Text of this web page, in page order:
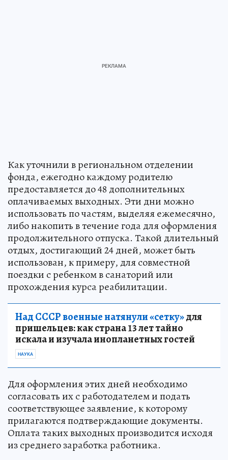
Как уточнили в региональном отделении
фонда, ежегодно каждому родителю
предоставляется до 48 дополнительных
оплачиваемых выходных. Эти дни можно
использовать по частям, выделяя ежемесячно,
либо накопить в течение года для оформления
продолжительного отпуска. Такой длительный
отдых, достигающий 24 дней, может быть
использован, к примеру, для совместной
поездки с ребенком в санаторий или
прохождения курса реабилитации.
Над СССР военные натянули «сетку»для
пришельцев: как страна 13 лет тайно
искала и изучала инопланетных гостей
НАУКА
Для оформления этих дней необходимо
согласовать их с работодателем и подать
соответствующее заявление, к которому
прилагаются подтверждающие документы.
Оплата таких выходных производится исходя
из среднего заработка работника.